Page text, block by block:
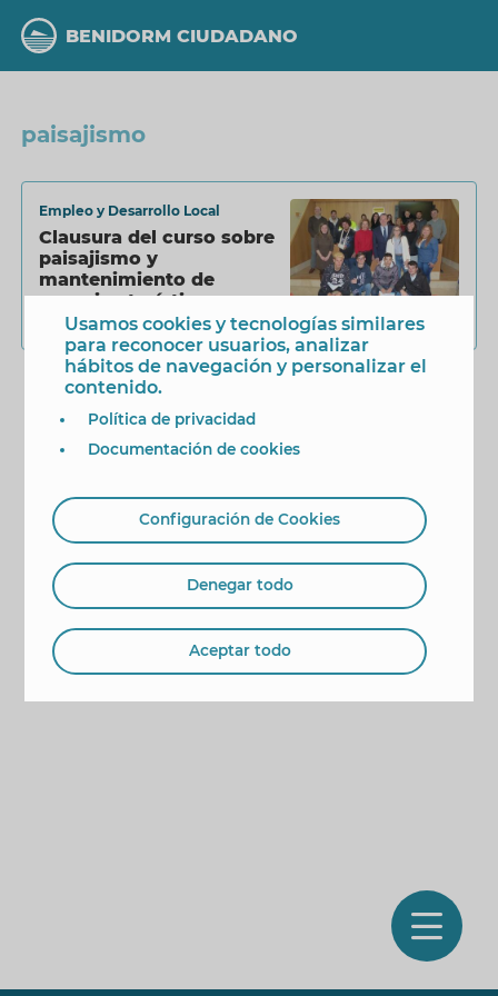
contenido
principal
BENIDORM CIUDADANO
paisajismo
Empleo y Desarrollo Local
Clausura del curso sobre
paisajismo y
mantenimiento de
espacios turísticos
verdes
28 Febrero 2018
Usamos cookies y tecnologías similares
para reconocer usuarios, analizar
hábitos de navegación y personalizar el
contenido.
Política de privacidad
Documentación de cookies
Configuración de Cookies
Denegar todo
Aceptar todo